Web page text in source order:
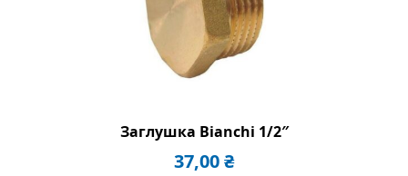
Заглушка Bianchi 1/2″
37,00₴